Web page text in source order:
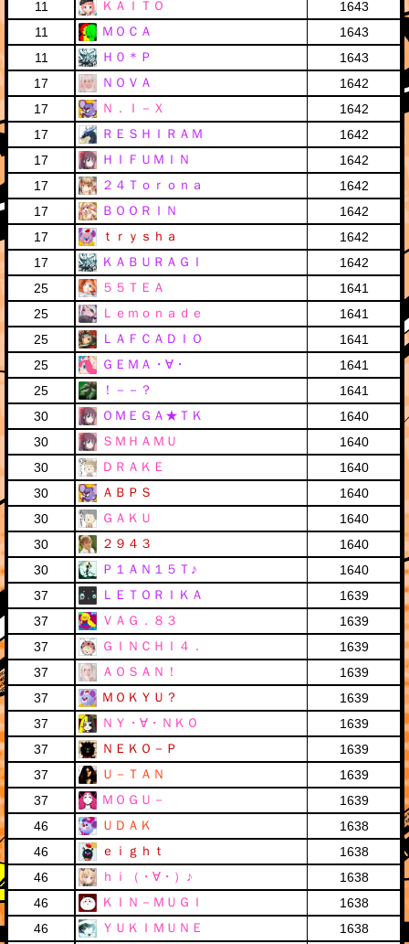
11
ＫＡＩＴＯ
1643
11
ＭＯＣＡ
1643
11
Ｈ０＊Ｐ
1643
17
ＮＯＶＡ
1642
17
Ｎ．Ｉ－Ｘ
1642
17
ＲＥＳＨＩＲＡＭ
1642
17
ＨＩＦＵＭＩＮ
1642
17
２４Ｔｏｒｏｎａ
1642
17
ＢＯＯＲＩＮ
1642
17
ｔｒｙｓｈａ
1642
17
ＫＡＢＵＲＡＧＩ
1642
25
５５ＴＥＡ
1641
25
Ｌｅｍｏｎａｄｅ
1641
25
ＬＡＦＣＡＤＩＯ
1641
25
ＧＥＭＡ・∀・
1641
25
！－－？
1641
30
ＯＭＥＧＡ★ＴＫ
1640
30
ＳＭＨＡＭＵ
1640
30
ＤＲＡＫＥ
1640
30
ＡＢＰＳ
1640
30
ＧＡＫＵ
1640
30
２９４３
1640
30
Ｐ１ＡＮ１５Ｔ♪
1640
37
ＬＥＴＯＲＩＫＡ
1639
37
ＶＡＧ．８３
1639
37
ＧＩＮＣＨＩ４．
1639
37
ＡＯＳＡＮ！
1639
37
ＭＯＫＹＵ？
1639
37
ＮＹ・∀・ＮＫＯ
1639
37
ＮＥＫＯ－Ｐ
1639
37
Ｕ－ＴＡＮ
1639
37
ＭＯＧＵ－
1639
46
ＵＤＡＫ
1638
46
ｅｉｇｈｔ
1638
46
ｈｉ（・∀・）♪
1638
46
ＫＩＮ－ＭＵＧＩ
1638
46
ＹＵＫＩＭＵＮＥ
1638